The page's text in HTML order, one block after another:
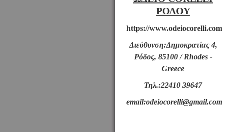
ΡΟΔΟΥ
https://www.odeiocorelli.com
Διεύθυνση:Δημοκρατίας 4,
Ρόδος, 85100 / Rhodes -
Greece
Τηλ.:22410 39647
email:odeiocorelli@gmail.com